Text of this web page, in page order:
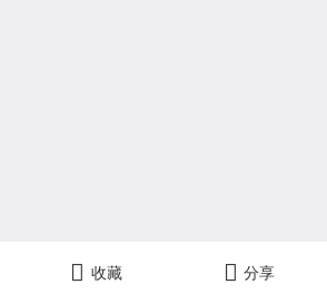
 收藏  分享